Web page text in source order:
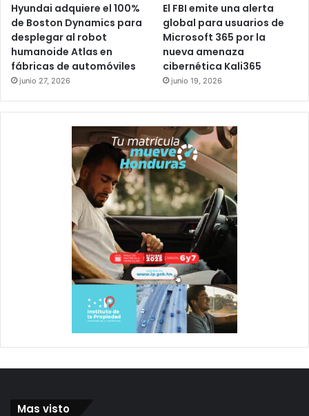
Hyundai adquiere el 100%
de Boston Dynamics para
desplegar al robot
humanoide Atlas en
fábricas de automóviles
junio 27, 2026
El FBI emite una alerta
global para usuarios de
Microsoft 365 por la
nueva amenaza
cibernética Kali365
junio 19, 2026
Mas visto